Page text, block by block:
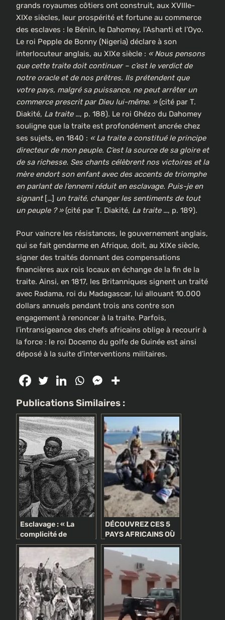
grands royaumes côtiers ont construit, aux XVIIIe-
XIXe siècles, leur prospérité et fortune au commerce
des esclaves : le Bénin, le Dahomey, l’Ashanti et l’Oyo.
Le roi Pepple de Bonny (Nigeria) déclare à son
interlocuteur anglais, au XIXe siècle : « Nous pensons
que cette traite doit continuer – c’est le verdict de
notre oracle et de nos prêtres. Ils prétendent que
votre pays, malgré sa puissance, ne peut arrêter un
commerce prescrit par Dieu lui-même. »(cité par T.
Diakité, La traite …, p. 188). Le roi Ghézo du Dahomey
souligne que la traite est profondément ancrée chez
ses sujets, en 1840 : « La traite a constitué le principe
directeur de mon peuple. C’est la source de sa gloire et
de sa richesse. Ses chants célèbrent nos victoires et la
mère endort son enfant avec des accents de triomphe
en parlant de l’ennemi réduit en esclavage. Puis-je en
signant[…] un traité, changer les sentiments de tout
un peuple ? »(cité par T. Diakité, La traite …, p. 189).
Pour vaincre les résistances, le gouvernement anglais,
qui se fait gendarme en Afrique, doit, au XIXe siècle,
signer des traités donnant des compensations
financières aux rois locaux en échange de la fin de la
traite. Ainsi, en 1817, les Britanniques signent un traité
avec Radama, roi du Madagascar, lui allouant 10.000
dollars annuels pendant trois ans contre son
engagement à renoncer à la traite. Parfois,
l’intransigeance des chefs africains oblige à recourir à
la force : le roi Docemo du golfe de Guinée est ainsi
déposé à la suite d’interventions militaires.
Publications Similaires :
Esclavage : « La
complicité de
monarques africains
objective », selon
l’anthropologue
sénégalais Tidiane
N’Diaye
DÉCOUVREZ CES 5
PAYS AFRICAINS OÙ
L’ESCLAVAGE EST
TOUJOURS
PRATIQUÉ